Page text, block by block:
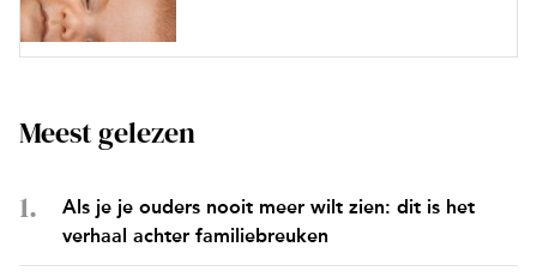
Meest gelezen
Als je je ouders nooit meer wilt zien: dit is het
verhaal achter familiebreuken